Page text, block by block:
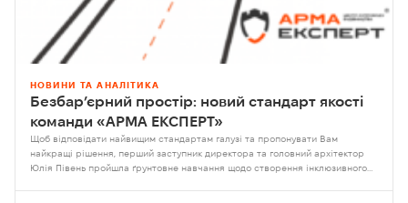
НОВИНИ ТА АНАЛІТИКА
Безбар’єрний простір: новий стандарт якості
команди «АРМА ЕКСПЕРТ»
Щоб відповідати найвищим стандартам галузі та пропонувати Вам
найкращі рішення, перший заступник директора та головний архітектор
Юлія Півень пройшла ґрунтовне навчання щодо створення інклюзивного